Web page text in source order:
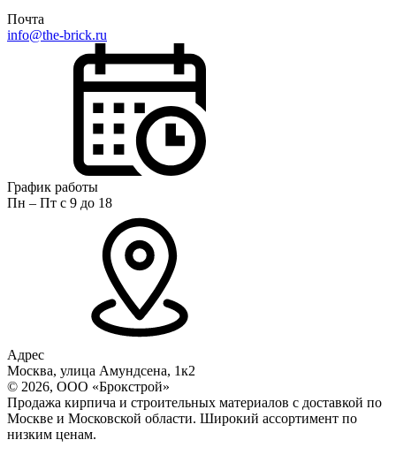
Почта
info@the-brick.ru
График работы
Пн – Пт с 9 до 18
Адрес
Москва, улица Амундсена, 1к2
© 2026, ООО «Брокстрой»
Продажа кирпича и строительных материалов с доставкой по
Москве и Московской области. Широкий ассортимент по
низким ценам.